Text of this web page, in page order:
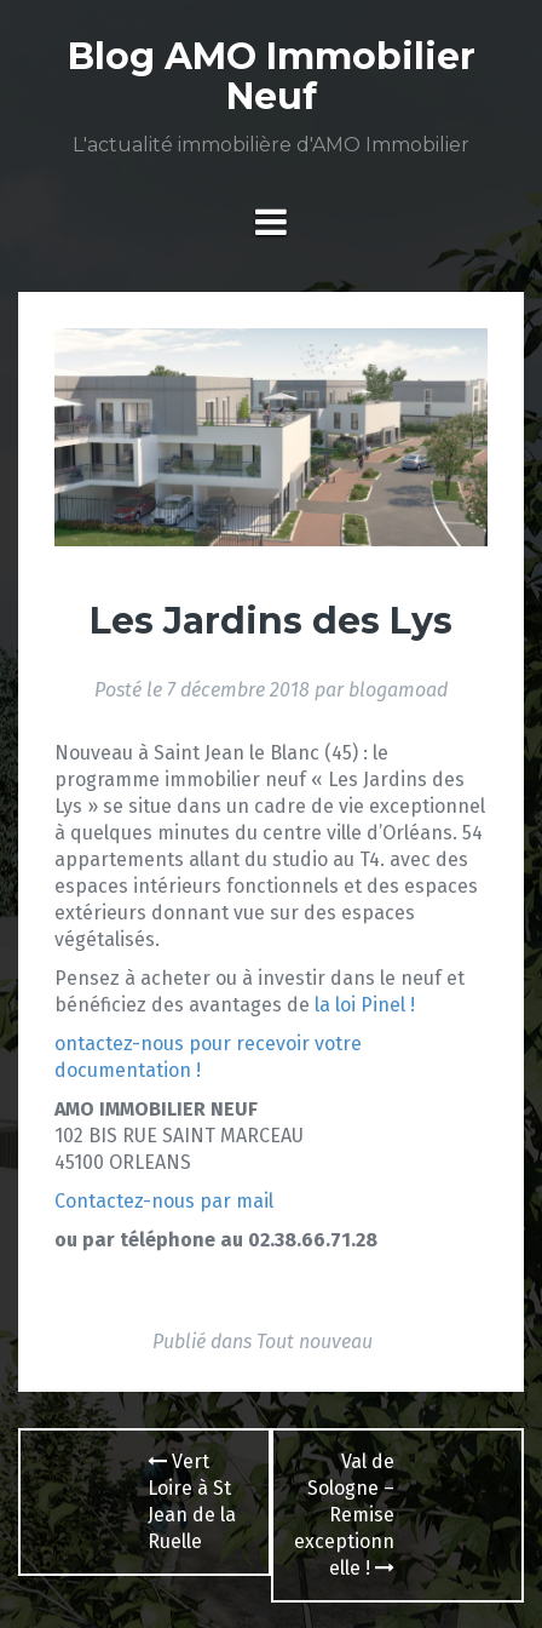
contenuBlog AMO Immobilier
Neuf
L'actualité immobilière d'AMO Immobilier
Les Jardins des Lys
Posté le 7 décembre 2018 par blogamoad
Nouveau à Saint Jean le Blanc (45) : le
programme immobilier neuf « Les Jardins des
Lys » se situe dans un cadre de vie exceptionnel
à quelques minutes du centre ville d’Orléans. 54
appartements allant du studio au T4. avec des
espaces intérieurs fonctionnels et des espaces
extérieurs donnant vue sur des espaces
végétalisés.
Pensez à acheter ou à investir dans le neuf et
bénéficiez des avantages de la loi Pinel !
ontactez-nous pour recevoir votre
documentation !
AMO IMMOBILIER NEUF
102 BIS RUE SAINT MARCEAU
45100 ORLEANS
Contactez-nous par mail
ou par téléphone au 02.38.66.71.28
Publié dans Tout nouveau
Navigation
des
articles
Vert
Loire à St
Jean de la
Ruelle
Val de
Sologne –
Remise
exceptionn
elle !